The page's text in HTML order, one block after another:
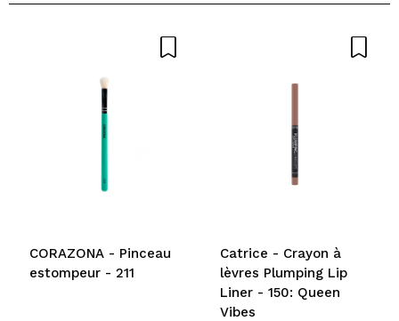
CORAZONA - Pinceau
estompeur - 211
Catrice - Crayon à
lèvres Plumping Lip
Liner - 150: Queen
Vibes